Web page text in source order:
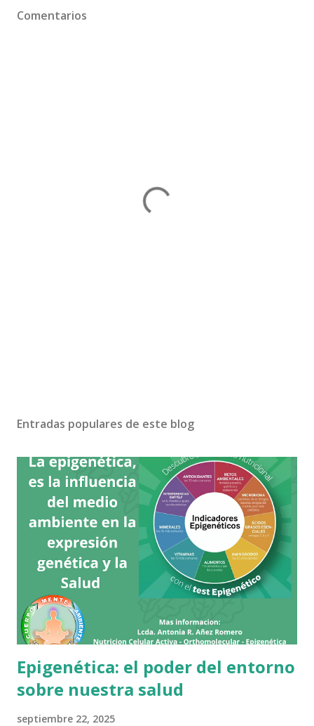
Comentarios
Entradas populares de este blog
Epigenética: el poder del entorno
sobre nuestra salud
septiembre 22, 2025